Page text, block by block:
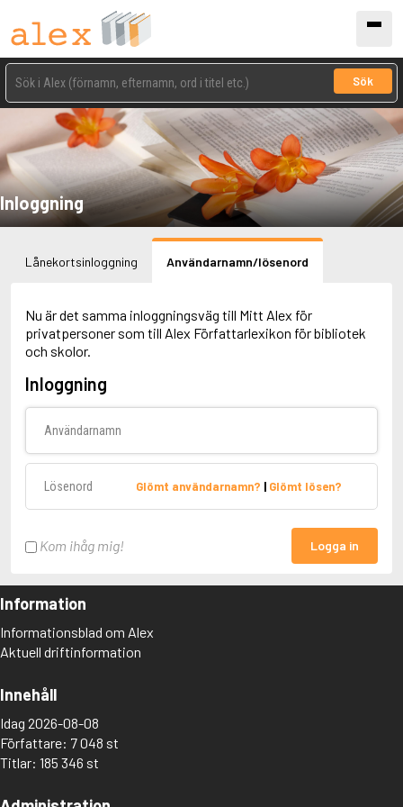
Sök
Inloggning
Lånekortsinloggning Användarnamn/lösenord
Nu är det samma inloggningsväg till Mitt Alex för
privatpersoner som till Alex Författarlexikon för bibliotek
och skolor.
Inloggning
Glömt användarnamn? | Glömt lösen?
Kom ihåg mig! Logga in
Information
Informationsblad om Alex
Aktuell driftinformation
Innehåll
Idag 2026-08-08
Författare: 7 048 st
Titlar: 185 346 st